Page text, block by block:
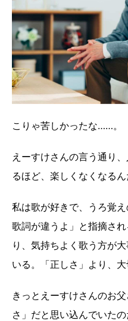
こりゃ苦しかったな……。
えーすけさんの言う通り
るほど、楽しくなくなるん
私は歌が好きで、うろ覚え
歌詞が違うよ」と指摘さ
り、気持ちよく歌う方が
いる。「正しさ」より、大
きっとえーすけさんのお
さ」だと思い込んでいたの